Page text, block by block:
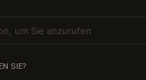
SIE?